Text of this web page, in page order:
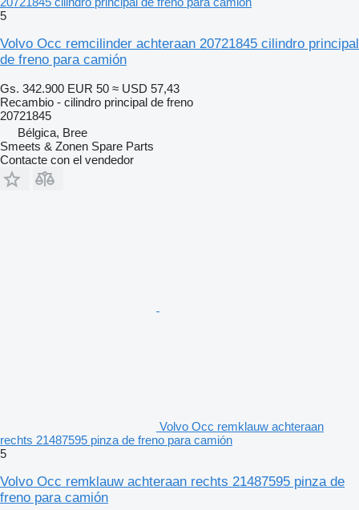
5
Volvo Occ remcilinder achteraan 20721845 cilindro principal
de freno para camión
Gs. 342.900 EUR 50 ≈ USD 57,43
Recambio - cilindro principal de freno
20721845
Bélgica, Bree
Smeets & Zonen Spare Parts
Contacte con el vendedor
Volvo Occ remklauw achteraan
rechts 21487595 pinza de freno para camión
5
Volvo Occ remklauw achteraan rechts 21487595 pinza de
freno para camión